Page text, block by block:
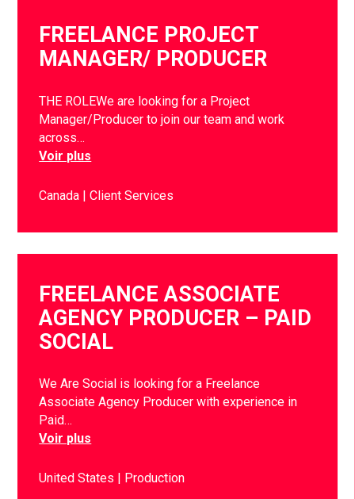
FREELANCE PROJECT
MANAGER/ PRODUCER
THE ROLEWe are looking for a Project
Manager/Producer to join our team and work
across…
Voir plus
Canada Client Services
FREELANCE ASSOCIATE
AGENCY PRODUCER – PAID
SOCIAL
We Are Social is looking for a Freelance
Associate Agency Producer with experience in
Paid…
Voir plus
United States Production